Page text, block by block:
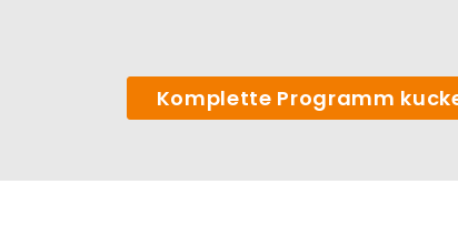
Komplette Programm